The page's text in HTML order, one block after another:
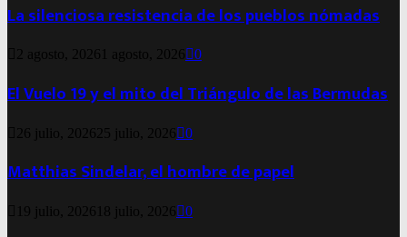
La silenciosa resistencia de los pueblos nómadas
2 agosto, 2026 1 agosto, 2026 0
El Vuelo 19 y el mito del Triángulo de las Bermudas
26 julio, 2026 25 julio, 2026 0
Matthias Sindelar, el hombre de papel
19 julio, 2026 18 julio, 2026 0